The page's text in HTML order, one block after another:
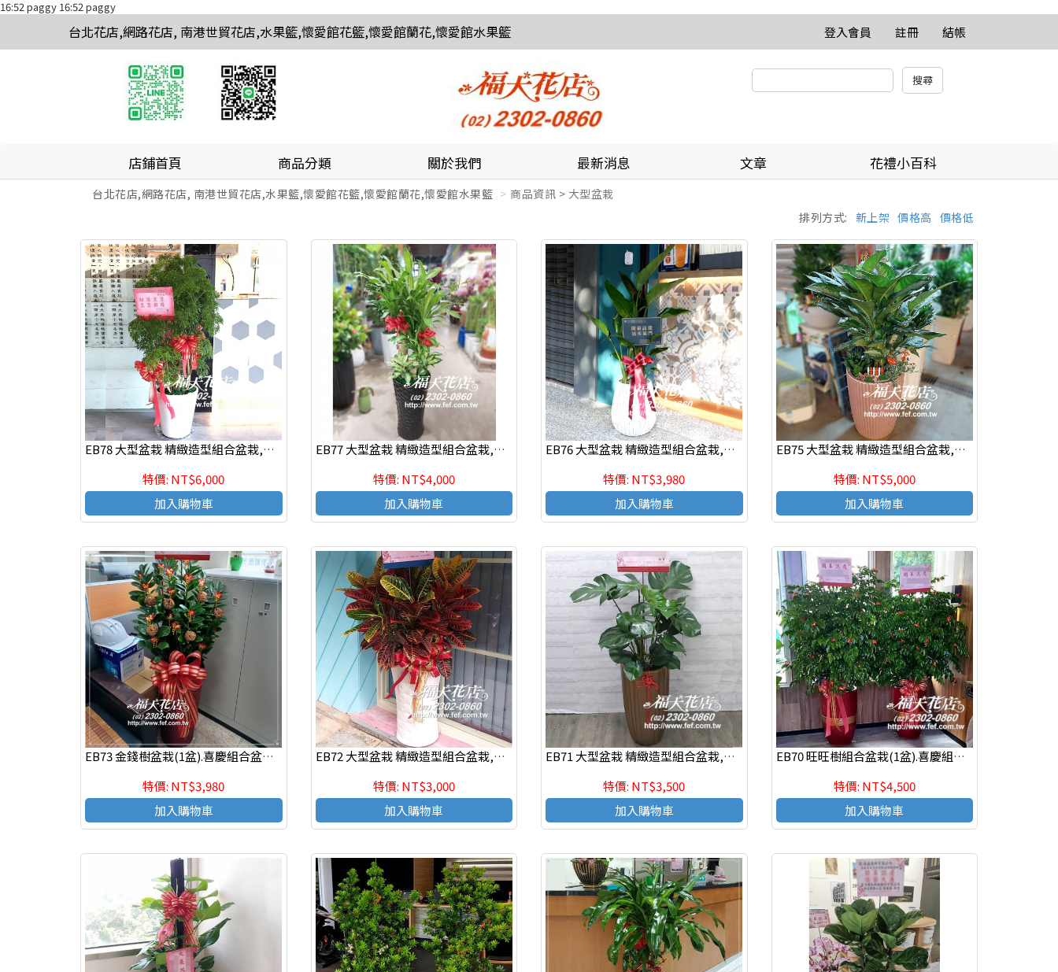
16:52 paggy 16:52 paggy
台北花店,網路花店, 南港世貿花店,水果籃,懷愛館花籃,懷愛館蘭花,懷愛館水果籃 登入會員 註冊 結帳
店鋪首頁 商品分類 關於我們 最新消息 文章 花禮小百科
台北花店,網路花店, 南港世貿花店,水果籃,懷愛館花籃,懷愛館蘭花,懷愛館水果籃
商品資訊 > 大型盆栽
價格低
價格高
新上架
排列方式:
EB78 大型盆栽 精緻造型組合盆栽,喜慶組合盆栽*新店開幕.公司喬遷.調任升官
特價: NT$6,000
加入購物車
EB77 大型盆栽 精緻造型組合盆栽,喜慶組合盆栽*新店開幕.公司喬遷.調任升官
特價: NT$4,000
加入購物車
EB76 大型盆栽 精緻造型組合盆栽,喜慶組合盆栽*新店開幕.公司喬遷.調任升官
特價: NT$3,980
加入購物車
EB75 大型盆栽 精緻造型組合盆栽,喜慶組合盆栽*新店開幕.公司喬遷.調任升官
特價: NT$5,000
加入購物車
EB73 金錢樹盆栽(1盆).喜慶組合盆栽,開幕 發表會組合盆栽
特價: NT$3,980
加入購物車
EB72 大型盆栽 精緻造型組合盆栽,喜慶組合盆栽
特價: NT$3,000
加入購物車
EB71 大型盆栽 精緻造型組合盆栽,喜慶組合盆栽
特價: NT$3,500
加入購物車
EB70 旺旺樹組合盆栽(1盆).喜慶組合盆栽,發表會組合盆栽,開幕組合盆栽
特價: NT$4,500
加入購物車